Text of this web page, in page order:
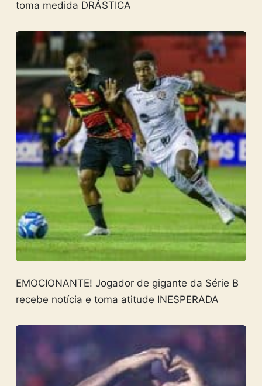
toma medida DRÁSTICA
EMOCIONANTE! Jogador de gigante da Série B
recebe notícia e toma atitude INESPERADA